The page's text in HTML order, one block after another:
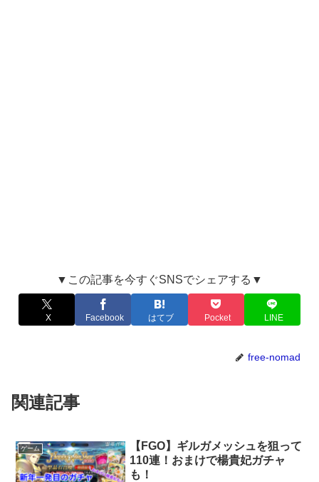
▼この記事を今すぐSNSでシェアする▼
X Facebook はてブ Pocket LINE
free-nomad
関連記事
ゲーム
【FGO】ギルガメッシュを狙って
110連！おまけで楊貴妃ガチャ
も！